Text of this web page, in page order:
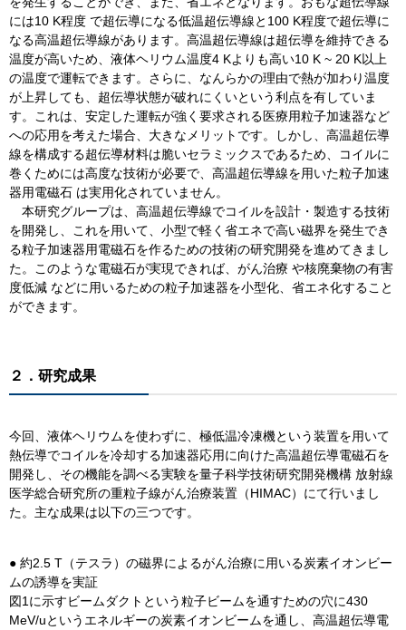
には10 K程度 で超伝導になる低温超伝導線と100 K程度で超伝導に
なる高温超伝導線があります。高温超伝導線は超伝導を維持できる
温度が高いため、液体ヘリウム温度4 Kよりも高い10 K ~ 20 K以上
の温度で運転できます。さらに、なんらかの理由で熱が加わり温度
が上昇しても、超伝導状態が破れにくいという利点を有していま
す。これは、安定した運転が強く要求される医療用粒子加速器など
への応用を考えた場合、大きなメリットです。しかし、高温超伝導
線を構成する超伝導材料は脆いセラミックスであるため、コイルに
巻くためには高度な技術が必要で、高温超伝導線を用いた粒子加速
器用電磁石 は実用化されていません。
本研究グループは、高温超伝導線でコイルを設計・製造する技術
を開発し、これを用いて、小型で軽く省エネで高い磁界を発生でき
る粒子加速器用電磁石を作るための技術の研究開発を進めてきまし
た。このような電磁石が実現できれば、がん治療 や核廃棄物の有害
度低減 などに用いるための粒子加速器を小型化、省エネ化すること
ができます。
２．研究成果
今回、液体ヘリウムを使わずに、極低温冷凍機という装置を用いて
熱伝導でコイルを冷却する加速器応用に向けた高温超伝導電磁石を
開発し、その機能を調べる実験を量子科学技術研究開発機構 放射線
医学総合研究所の重粒子線がん治療装置（HIMAC）にて行いまし
た。主な成果は以下の三つです。
● 約2.5 T（テスラ）の磁界によるがん治療に用いる炭素イオンビー
ムの誘導を実証
図1に示すビームダクトという粒子ビームを通すための穴に430
MeV/uというエネルギーの炭素イオンビームを通し、高温超伝導電